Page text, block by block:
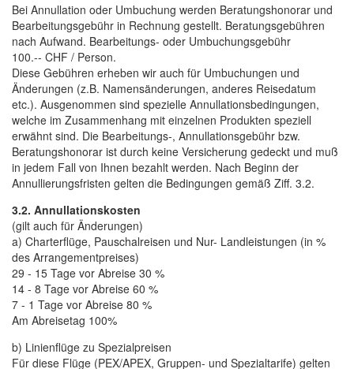
Bei Annullation oder Umbuchung werden Beratungshonorar und
Bearbeitungsgebühr in Rechnung gestellt. Beratungsgebühren
nach Aufwand. Bearbeitungs- oder Umbuchungsgebühr
100.-- CHF / Person.
Diese Gebühren erheben wir auch für Umbuchungen und
Änderungen (z.B. Namensänderungen, anderes Reisedatum
etc.). Ausgenommen sind spezielle Annullationsbedingungen,
welche im Zusammenhang mit einzelnen Produkten speziell
erwähnt sind. Die Bearbeitungs-, Annullationsgebühr bzw.
Beratungshonorar ist durch keine Versicherung gedeckt und muß
in jedem Fall von Ihnen bezahlt werden. Nach Beginn der
Annullierungsfristen gelten die Bedingungen gemäß Ziff. 3.2.
3.2. Annullationskosten
(gilt auch für Änderungen)
a) Charterflüge, Pauschalreisen und Nur- Landleistungen (in %
des Arrangementpreises)
29 - 15 Tage vor Abreise 30 %
14 - 8 Tage vor Abreise 60 %
7 - 1 Tage vor Abreise 80 %
Am Abreisetag 100%
b) Linienflüge zu Spezialpreisen
Für diese Flüge (PEX/APEX, Gruppen- und Spezialtarife) gelten